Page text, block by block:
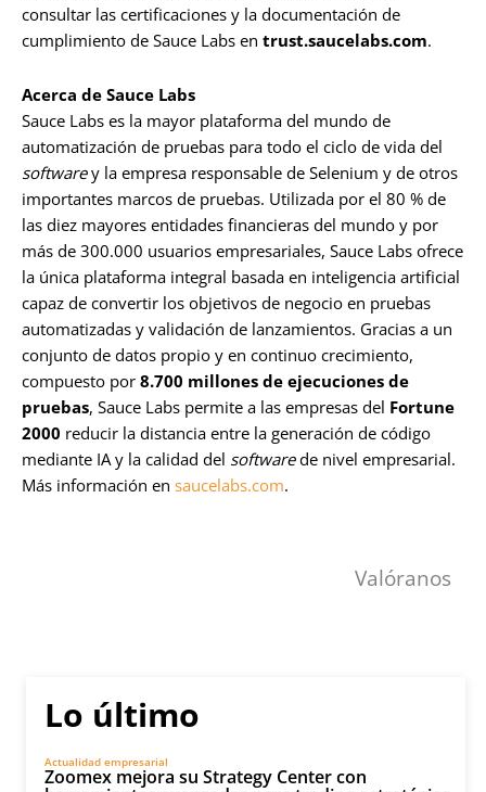
consultar las certificaciones y la documentación de
cumplimiento de Sauce Labs en trust.saucelabs.com.
Acerca de Sauce Labs
Sauce Labs es la mayor plataforma del mundo de
automatización de pruebas para todo el ciclo de vida del
softwarey la empresa responsable de Selenium y de otros
importantes marcos de pruebas. Utilizada por el 80 % de
las diez mayores entidades financieras del mundo y por
más de 300.000 usuarios empresariales, Sauce Labs ofrece
la única plataforma integral basada en inteligencia artificial
capaz de convertir los objetivos de negocio en pruebas
automatizadas y validación de lanzamientos. Gracias a un
conjunto de datos propio y en continuo crecimiento,
compuesto por 8.700 millones de ejecuciones de
pruebas, Sauce Labs permite a las empresas del Fortune
2000 reducir la distancia entre la generación de código
mediante IA y la calidad del softwarede nivel empresarial.
Más información en saucelabs.com.
Valóranos
Lo último
Actualidad empresarial
Zoomex mejora su Strategy Center con